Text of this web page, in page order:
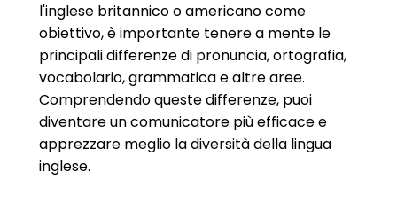
l'inglese britannico o americano come
obiettivo, è importante tenere a mente le
principali differenze di pronuncia, ortografia,
vocabolario, grammatica e altre aree.
Comprendendo queste differenze, puoi
diventare un comunicatore più efficace e
apprezzare meglio la diversità della lingua
inglese.